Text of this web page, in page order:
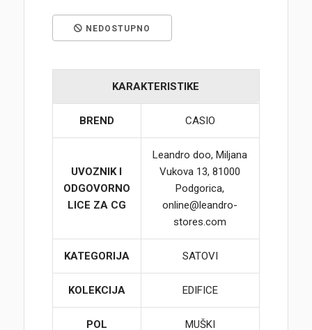
NEDOSTUPNO
KARAKTERISTIKE
BREND CASIO
UVOZNIK I
ODGOVORNO
LICE ZA CG
Leandro doo, Miljana
Vukova 13, 81000
Podgorica,
online@leandro-
stores.com
KATEGORIJA SATOVI
KOLEKCIJA EDIFICE
POL MUŠKI